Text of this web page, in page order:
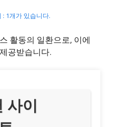
: 1개가 있습니다.
활동의 일환으로, 이에
공받습니다.
사이